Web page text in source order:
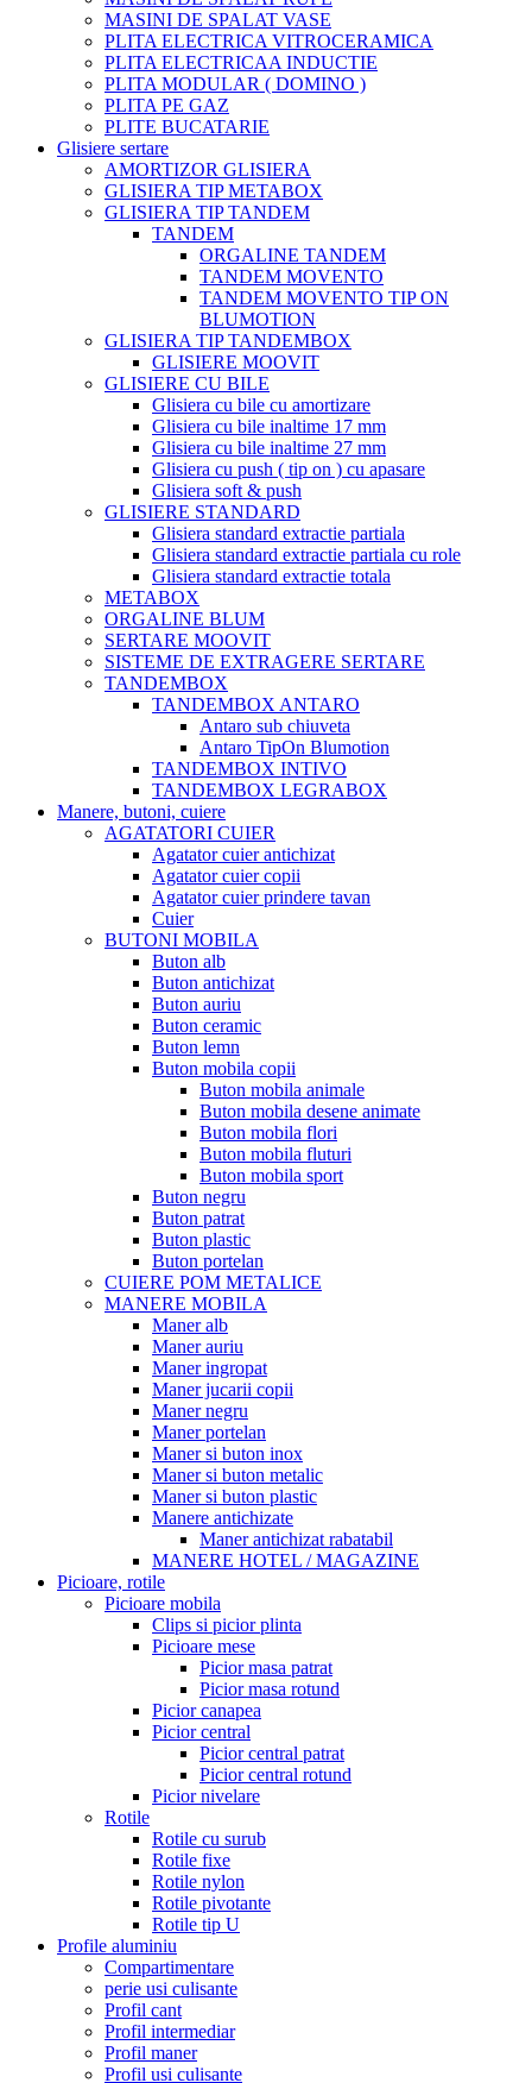
MASINI DE SPALAT VASE
PLITA ELECTRICA VITROCERAMICA
PLITA ELECTRICAA INDUCTIE
PLITA MODULAR ( DOMINO )
PLITA PE GAZ
PLITE BUCATARIE
Glisiere sertare
AMORTIZOR GLISIERA
GLISIERA TIP METABOX
GLISIERA TIP TANDEM
TANDEM
ORGALINE TANDEM
TANDEM MOVENTO
TANDEM MOVENTO TIP ON
BLUMOTION
GLISIERA TIP TANDEMBOX
GLISIERE MOOVIT
GLISIERE CU BILE
Glisiera cu bile cu amortizare
Glisiera cu bile inaltime 17 mm
Glisiera cu bile inaltime 27 mm
Glisiera cu push ( tip on ) cu apasare
Glisiera soft & push
GLISIERE STANDARD
Glisiera standard extractie partiala
Glisiera standard extractie partiala cu role
Glisiera standard extractie totala
METABOX
ORGALINE BLUM
SERTARE MOOVIT
SISTEME DE EXTRAGERE SERTARE
TANDEMBOX
TANDEMBOX ANTARO
Antaro sub chiuveta
Antaro TipOn Blumotion
TANDEMBOX INTIVO
TANDEMBOX LEGRABOX
Manere, butoni, cuiere
AGATATORI CUIER
Agatator cuier antichizat
Agatator cuier copii
Agatator cuier prindere tavan
Cuier
BUTONI MOBILA
Buton alb
Buton antichizat
Buton auriu
Buton ceramic
Buton lemn
Buton mobila copii
Buton mobila animale
Buton mobila desene animate
Buton mobila flori
Buton mobila fluturi
Buton mobila sport
Buton negru
Buton patrat
Buton plastic
Buton portelan
CUIERE POM METALICE
MANERE MOBILA
Maner alb
Maner auriu
Maner ingropat
Maner jucarii copii
Maner negru
Maner portelan
Maner si buton inox
Maner si buton metalic
Maner si buton plastic
Manere antichizate
Maner antichizat rabatabil
MANERE HOTEL / MAGAZINE
Picioare, rotile
Picioare mobila
Clips si picior plinta
Picioare mese
Picior masa patrat
Picior masa rotund
Picior canapea
Picior central
Picior central patrat
Picior central rotund
Picior nivelare
Rotile
Rotile cu surub
Rotile fixe
Rotile nylon
Rotile pivotante
Rotile tip U
Profile aluminiu
Compartimentare
perie usi culisante
Profil cant
Profil intermediar
Profil maner
Profil usi culisante